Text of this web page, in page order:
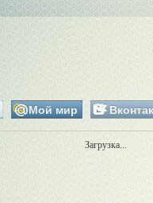
Мой мир
Загрузка...